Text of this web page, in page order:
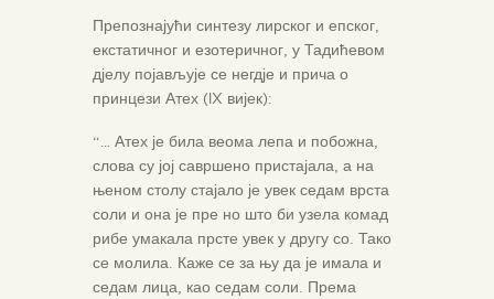
Препознајући синтезу лирског и епског,
екстатичног и езотеричног, у Тадићевом
дјелу појављује се негдје и прича о
принцези Атех (IX вијек):
“… Атех је била веома лепа и побожна,
слова су јој савршено пристајала, а на
њеном столу стајало је увек седам врста
соли и она је пре но што би узела комад
рибе умакала прсте увек у другу со. Тако
се молила. Каже се за њу да је имала и
седам лица, као седам соли. Према